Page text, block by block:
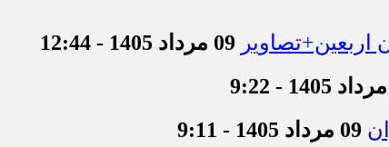
09 مرداد 1405 - 12:44
09 مرداد 1405 - 9:11